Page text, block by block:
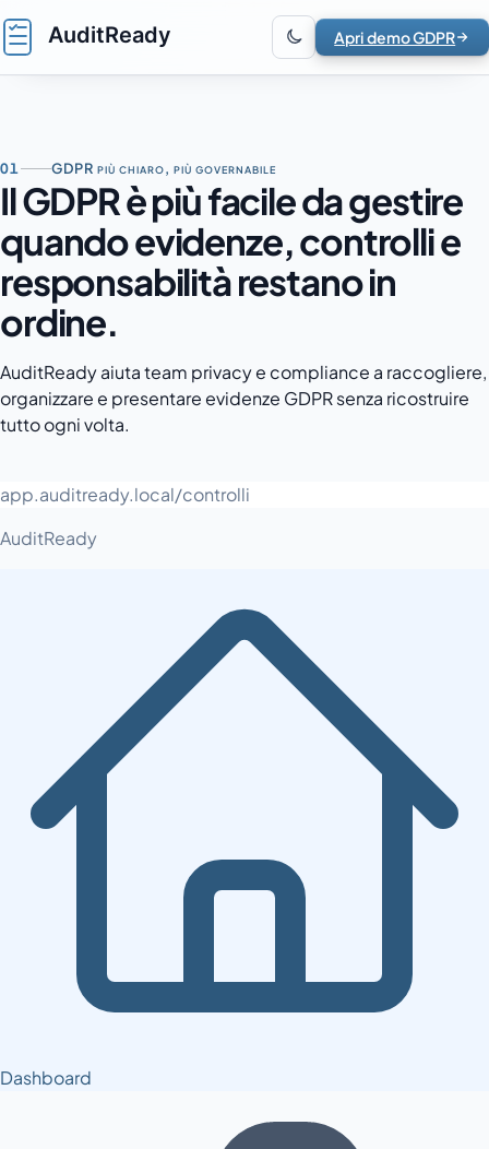
Apri demo GDPR
01 GDPR più chiaro, più governabile
Il GDPR è più facile da gestire
quando evidenze, controlli e
responsabilità restano in
ordine.
AuditReady aiuta team privacy e compliance a raccogliere,
organizzare e presentare evidenze GDPR senza ricostruire
tutto ogni volta.
app.auditready.local/controlli
AuditReady
Dashboard